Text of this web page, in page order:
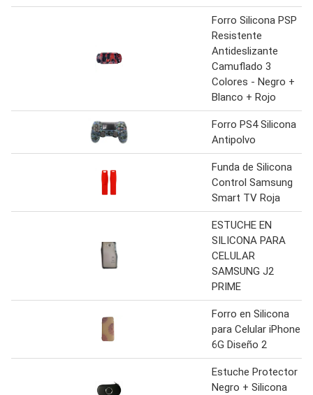
Forro Silicona PSP
Resistente
Antideslizante
Camuflado 3
Colores - Negro +
Blanco + Rojo
Forro PS4 Silicona
Antipolvo
Funda de Silicona
Control Samsung
Smart TV Roja
ESTUCHE EN
SILICONA PARA
CELULAR
SAMSUNG J2
PRIME
Forro en Silicona
para Celular iPhone
6G Diseño 2
Estuche Protector
Negro + Silicona